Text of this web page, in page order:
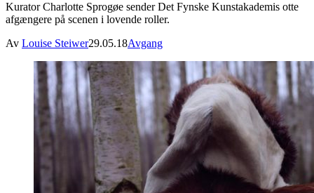
Kurator Charlotte Sprogøe sender Det Fynske Kunstakademis otte
afgængere på scenen i lovende roller.
Av Louise Steiwer29.05.18Avgang